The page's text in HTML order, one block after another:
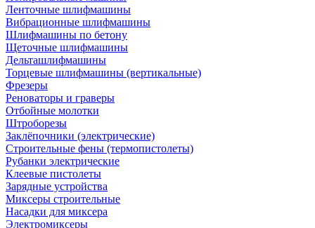
Ленточные шлифмашины
Вибрационные шлифмашины
Шлифмашины по бетону
Щеточные шлифмашины
Дельташлифмашины
Торцевые шлифмашины (вертикальные)
Фрезеры
Реноваторы и граверы
Отбойные молотки
Штроборезы
Заклёпочники (электрические)
Строительные фены (термопистолеты)
Рубанки электрические
Клеевые пистолеты
Зарядные устройства
Миксеры строительные
Насадки для миксера
Электромиксеры